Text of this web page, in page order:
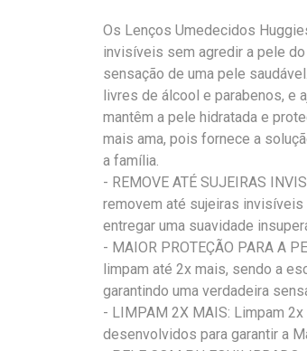
Os Lenços Umedecidos
invisíveis sem agredir a pele
sensação de uma pele
livres de álcool e parabenos, e
mantêm a pele hidratada e
mais ama, pois fornece a
a família.
- REMOVE ATÉ SUJEIRAS
removem até sujeiras
entregar uma suavidade
- MAIOR PROTEÇÃO PARA A
limpam até 2x mais, sendo a
garantindo uma verdadeira
- LIMPAM 2X MAIS: Limpam
desenvolvidos para garantir a